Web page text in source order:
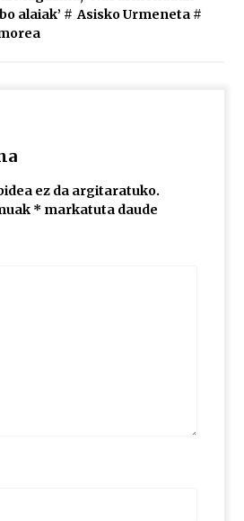
07/03alaiak’ # Asisko Urmeneta#
ez da argitaratuko.
* markatuta daude